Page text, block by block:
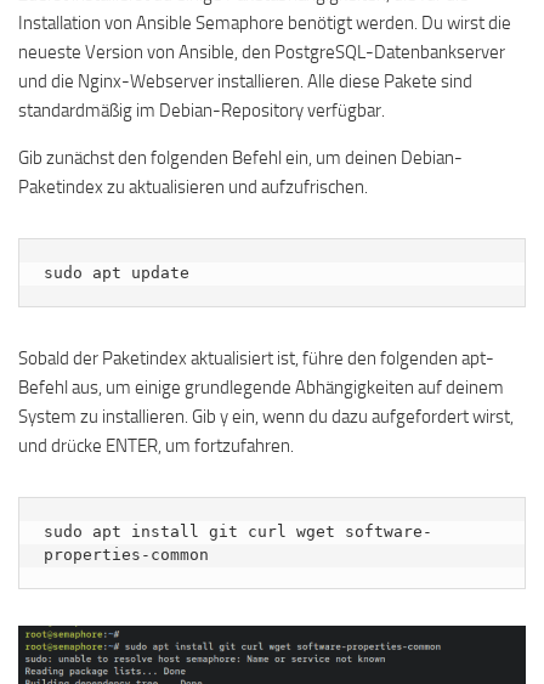
Installation von Ansible Semaphore benötigt werden. Du wirst die
neueste Version von Ansible, den PostgreSQL-Datenbankserver
und die Nginx-Webserver installieren. Alle diese Pakete sind
standardmäßig im Debian-Repository verfügbar.
Gib zunächst den folgenden Befehl ein, um deinen Debian-
Paketindex zu aktualisieren und aufzufrischen.
sudo apt update
Sobald der Paketindex aktualisiert ist, führe den folgenden apt-
Befehl aus, um einige grundlegende Abhängigkeiten auf deinem
System zu installieren. Gib y ein, wenn du dazu aufgefordert wirst,
und drücke ENTER, um fortzufahren.
sudo apt install git curl wget software-
properties-common